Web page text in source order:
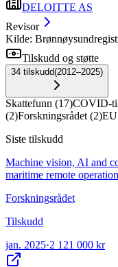
DELOITTE AS
Revisor
Kilde:
Tilskudd og støtte
34 tilskudd(2012–2025)
Skattefunn (17)COVID-
(2)Forskningsrådet (2)
Siste tilskudd
Machine vision, AI and
maritime remote
Forskningsrådet
Tilskudd
jan. 2025·2 121 000 kr